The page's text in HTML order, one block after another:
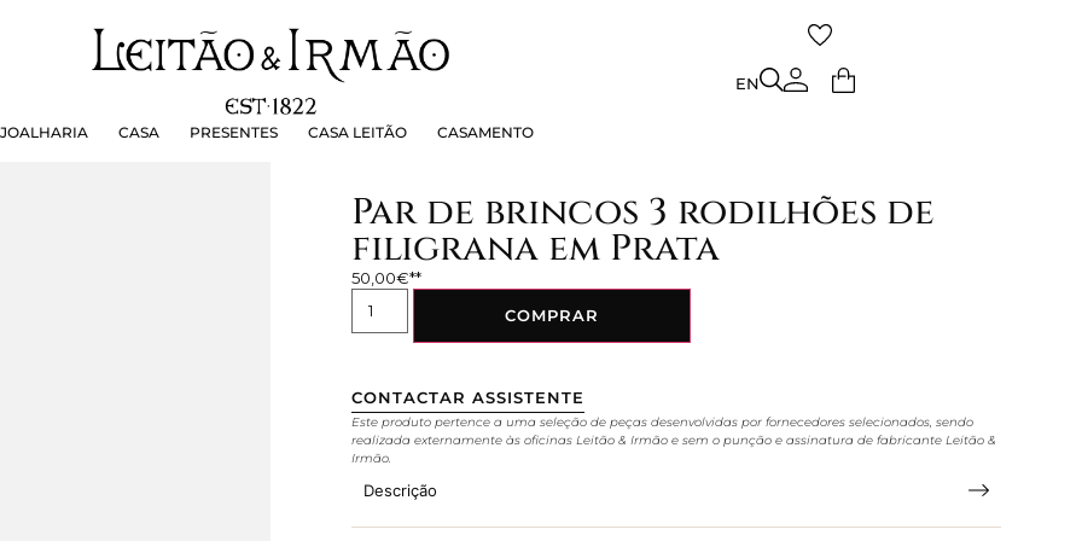
JOALHARIA CASA PRESENTES CASA LEITÃO CASAMENTO
EN
PRESENTES CASA LEITÃO
Par de brincos 3 rodilhões de
filigrana em Prata
50,00€
COMPRAR
CONTACTAR ASSISTENTE
Este produto pertence a uma seleção de peças desenvolvidas por fornecedores selecionados, sendo
realizada externamente às oficinas Leitão & Irmão e sem o punção e assinatura de fabricante Leitão &
Irmão.
Descrição